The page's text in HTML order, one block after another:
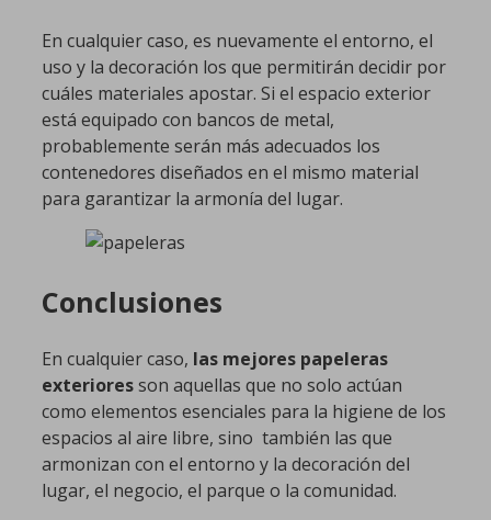
En cualquier caso, es nuevamente el entorno, el
uso y la decoración los que permitirán decidir por
cuáles materiales apostar. Si el espacio exterior
está equipado con bancos de metal,
probablemente serán más adecuados los
contenedores diseñados en el mismo material
para garantizar la armonía del lugar.
Conclusiones
En cualquier caso, las mejores papeleras
exterioresson aquellas que no solo actúan
como elementos esenciales para la higiene de los
espacios al aire libre, sino también las que
armonizan con el entorno y la decoración del
lugar, el negocio, el parque o la comunidad.